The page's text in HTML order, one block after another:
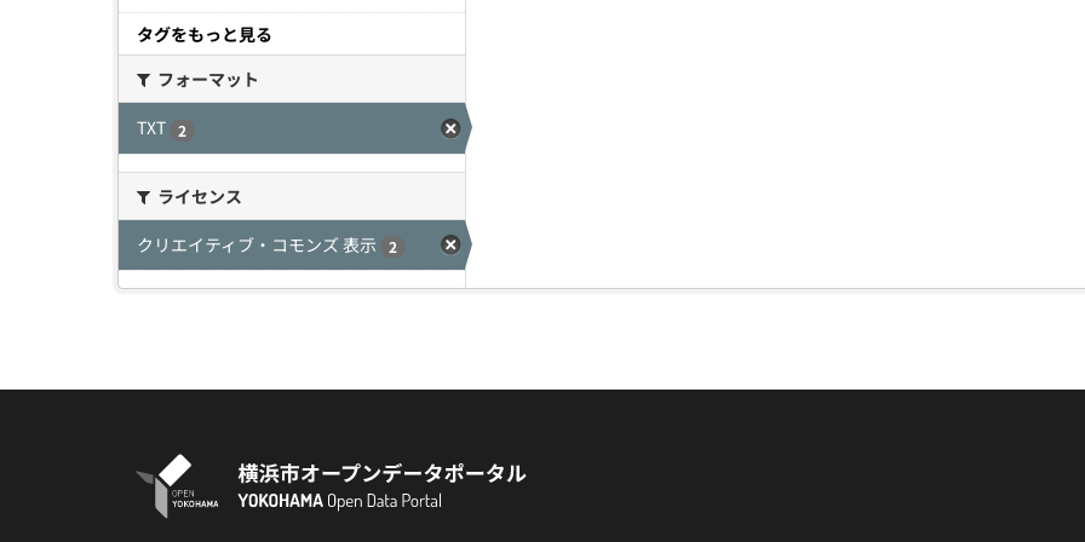
タグをもっと見る
フォーマット
TXT 2
ライセンス
クリエイティブ・コモンズ 表示
2